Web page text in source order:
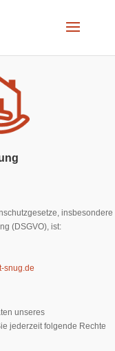
insbesondere
(DSGVO), ist:
snug.de
unseres
jederzeit folgende Rechte